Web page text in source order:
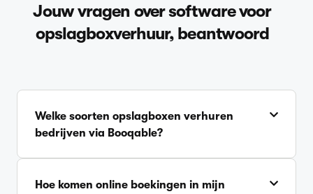
Jouw vragen over software voor
opslagboxverhuur, beantwoord
Welke soorten opslagboxen verhuren
bedrijven via Booqable?
Hoe komen online boekingen in mijn